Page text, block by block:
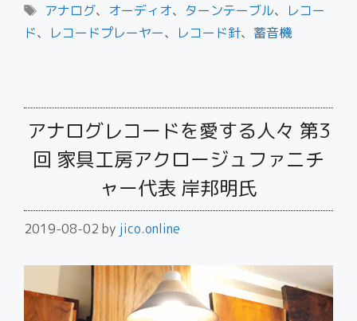
アナログ、 オーディオ、 ターンテーブル、
レコー
ド、 レコードプレーヤー、 レコード針、 蓄音機
アナログレコードを愛する人々 第3
回 家具工房アクロージュファニチ
ャー代表 岸邦明氏
2019-08-02 by jico.online